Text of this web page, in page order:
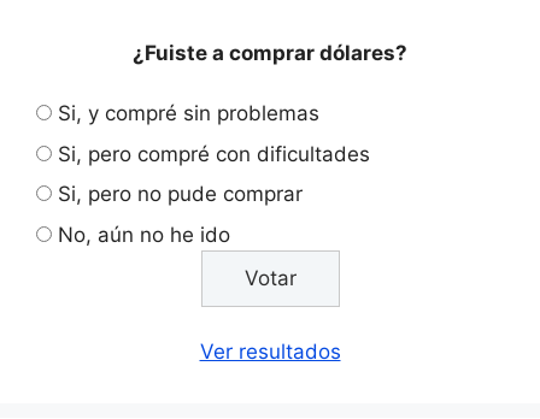
¿Fuiste a comprar dólares?
Si, y compré sin problemas
Si, pero compré con dificultades
Si, pero no pude comprar
No, aún no he ido
Ver resultados